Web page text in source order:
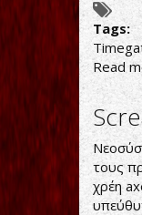
Tags:
Read
τους
χρέη